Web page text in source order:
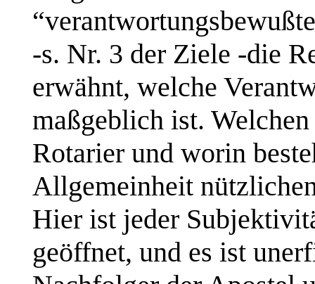
“
-s. Nr. 3 der Ziele -die
erwähnt, welche
maßgeblich ist.
Rotarier und worin
Allgemeinheit
Hier ist jeder
geöffnet, und es ist